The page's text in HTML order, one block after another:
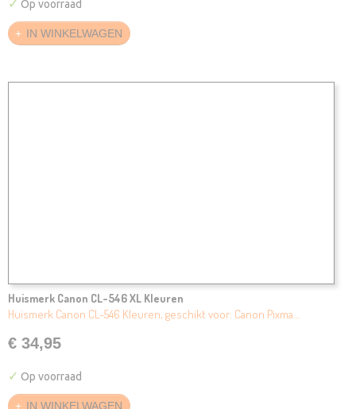
✓ Op voorraad
IN WINKELWAGEN
Huismerk Canon CL-546 XL KIeuren
Huismerk Canon CL-546 Kleuren, geschikt voor: Canon Pixma…
€ 34,95
✓ Op voorraad
IN WINKELWAGEN